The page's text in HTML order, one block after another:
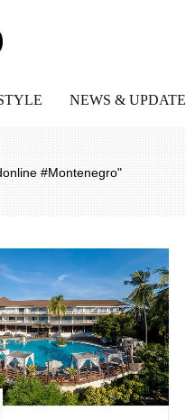
NEWS & UPDATE
#Montenegro"